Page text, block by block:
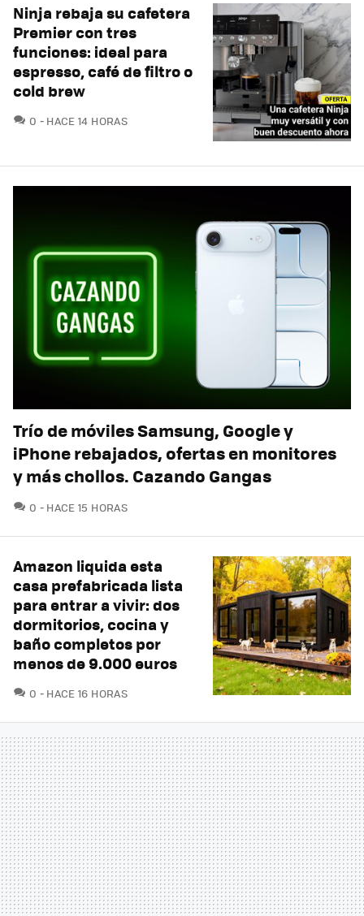
Ninja rebaja su cafetera
Premier con tres
funciones: ideal para
espresso, café de filtro o
cold brew
0 COMENTARIOS
HACE 14 HORAS
Trío de móviles Samsung, Google y
iPhone rebajados, ofertas en monitores
y más chollos. Cazando Gangas
0 COMENTARIOS
HACE 15 HORAS
Amazon liquida esta
casa prefabricada lista
para entrar a vivir: dos
dormitorios, cocina y
baño completos por
menos de 9.000 euros
0 COMENTARIOS
HACE 16 HORAS